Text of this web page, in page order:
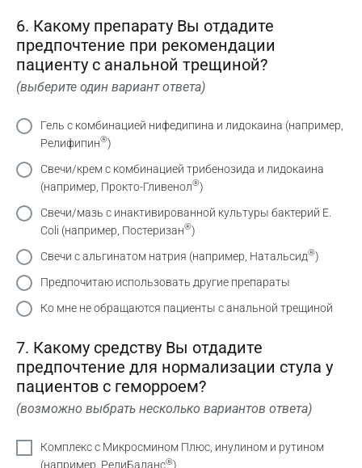
6. Какому препарату Вы отдадите
предпочтение при рекомендации
пациенту с анальной трещиной?
(выберите один вариант ответа)
Гель с комбинацией нифедипина и лидокаина (например,
Релифипин®)
Свечи/крем с комбинацией трибенозида и лидокаина
(например, Прокто-Гливенол®)
Свечи/мазь с инактивированной культуры бактерий E.
Coli (например, Постеризан®)
Свечи с альгинатом натрия (например, Натальсид®)
Предпочитаю использовать другие препараты
Ко мне не обращаются пациенты с анальной трещиной
7. Какому средству Вы отдадите
предпочтение для нормализации стула у
пациентов с геморроем?
(возможно выбрать несколько вариантов ответа)
Комплекс с Микросмином Плюс, инулином и рутином
(например, РелиБаланс®)